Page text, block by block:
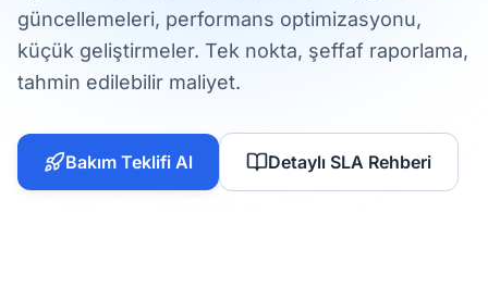
güncellemeleri, performans optimizasyonu,
küçük geliştirmeler. Tek nokta, şeffaf raporlama,
tahmin edilebilir maliyet.
Bakım Teklifi Al Detaylı SLA Rehberi